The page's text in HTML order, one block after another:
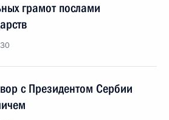
грамот послами
с Президентом Сербии